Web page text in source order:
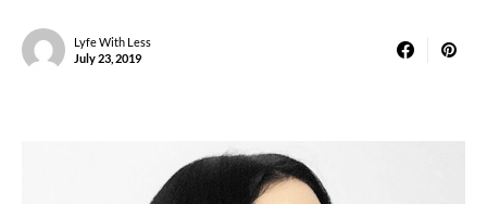
Lyfe With Less
July 23, 2019